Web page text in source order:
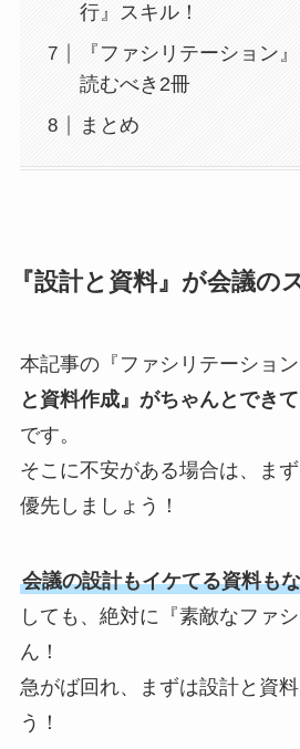
行』スキル！
『ファシリテーション
読むべき2冊
まとめ
『設計と資料』が会議の
本記事の『ファシリテーション
と資料作成』がちゃんとでき
です。
そこに不安がある場合は、ま
優先しましょう！
会議の設計もイケてる資料も
しても、絶対に『素敵なファ
ん！
急がば回れ、まずは設計と資
う！